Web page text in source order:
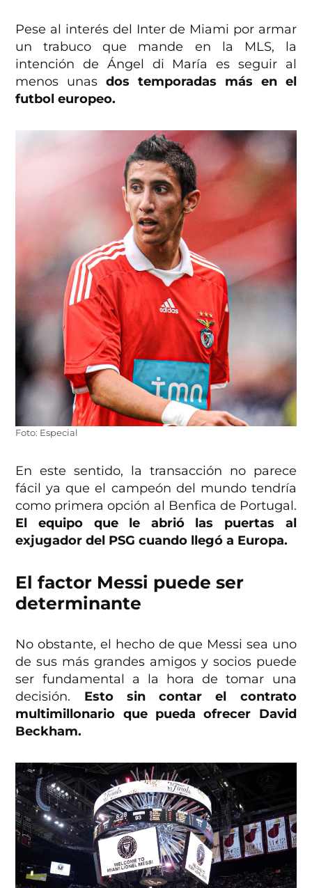
Pese al interés del Inter de Miami por armar
un trabuco que mande en la MLS, la
intención de Ángel di María es seguir al
menos unasdos temporadas más en el
futbol europeo.
Foto: Especial
En este sentido, la transacción no parece
fácil ya que el campeón del mundo tendría
como primera opción al Benfica de Portugal.
El equipo que le abrió las puertas al
exjugador del PSG cuando llegó a Europa.
El factor Messi puede ser
determinante
No obstante, el hecho de que Messi sea uno
de sus más grandes amigos y socios puede
ser fundamental a la hora de tomar una
decisión. Esto sin contar el contrato
multimillonario que pueda ofrecer David
Beckham.